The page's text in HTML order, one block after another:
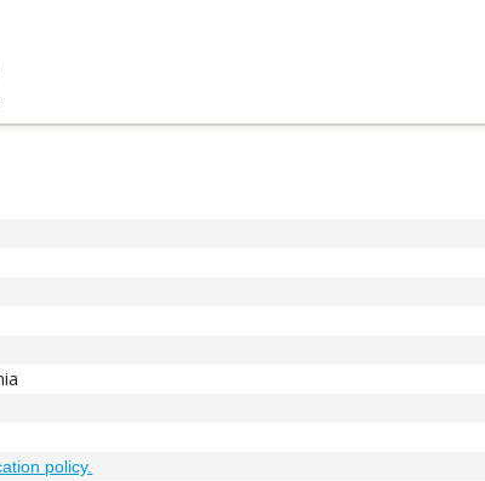
policy.